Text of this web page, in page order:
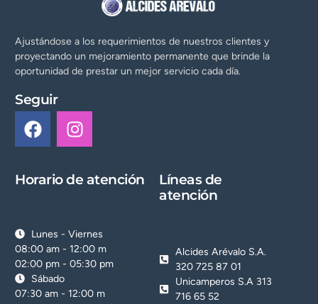
Ajustándose a los requerimientos de nuestros clientes y
proyectando un mejoramiento permanente que brinde la
oportunidad de prestar un mejor servicio cada día.
Seguir
Horario de atención
Lunes - Viernes
08:00 am - 12:00 m
02:00 pm - 05:30 pm
Sábado
07:30 am - 12:00 m
Líneas de
atención
Alcides Arévalo S.A.
320 725 87 01
Unicamperos S.A 313
716 65 52